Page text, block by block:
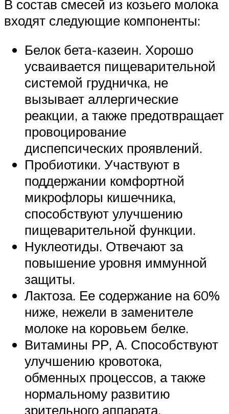
В состав смесей из козьего молока
входят следующие компоненты:
Белок бета-казеин. Хорошо
усваивается пищеварительной
системой грудничка, не
вызывает аллергические
реакции, а также предотвращает
провоцирование
диспепсических проявлений.
Пробиотики. Участвуют в
поддержании комфортной
микрофлоры кишечника,
способствуют улучшению
пищеварительной функции.
Нуклеотиды. Отвечают за
повышение уровня иммунной
защиты.
Лактоза. Ее содержание на 60%
ниже, нежели в заменителе
молоке на коровьем белке.
Витамины РР, А. Способствуют
улучшению кровотока,
обменных процессов, а также
нормальному развитию
зрительного аппарата.